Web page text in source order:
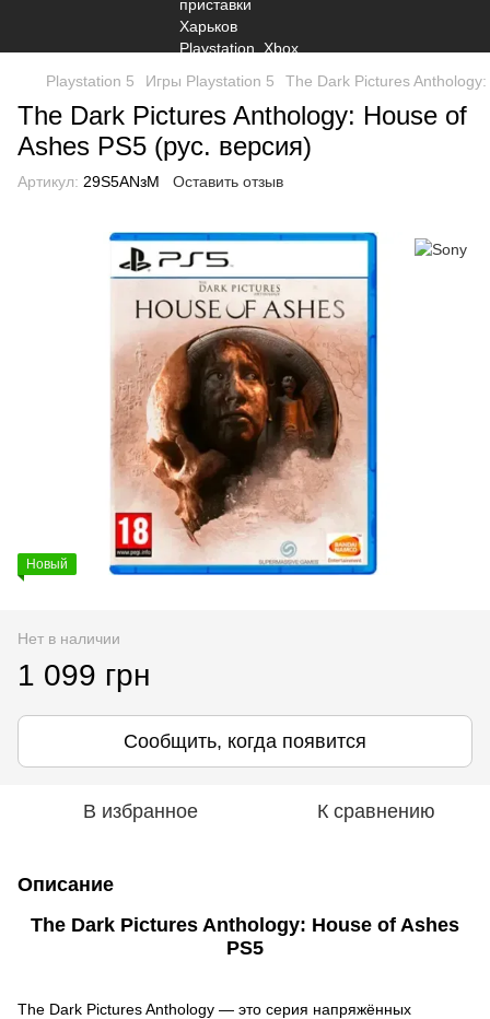
Playstation 5 Игры Playstation 5 The Dark Pictures
The Dark Pictures Anthology: House of
Ashes PS5 (рус. версия)
Артикул: 29S5ANзM Оставить отзыв
Новый
Нет в наличии
1 099 грн
Сообщить, когда появится
В избранное К сравнению
Описание
The Dark Pictures Anthology: House of Ashes
PS5
The Dark Pictures Anthology — это серия напряжённых